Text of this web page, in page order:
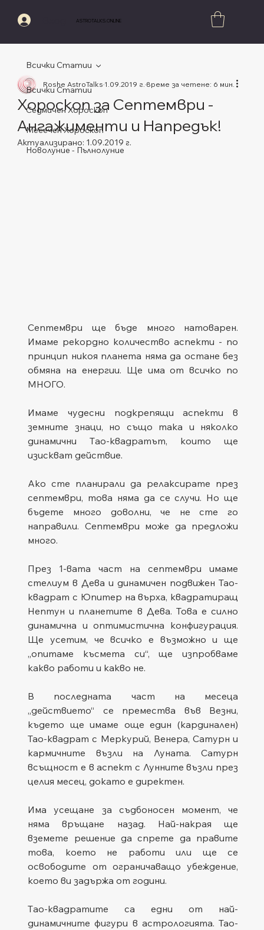
ASTROTALKS.ONLINE
Всички Статии
Седмичен Хороскоп
Месечен Хороскоп
Новолуние - Пълнолуние
Всички Статии
Хороскоп за Септември -
Ангажименти и Напредък!
Roshe AstroTalks1.09.2019 г.време за четене: 6 мин.
Актуализирано: 1.09.2019 г.
Оценено с NaN от 5 звезди.
Септември ще бъде много натоварен.
Имаме рекордно количество аспекти - по
принцип никоя планета няма да остане без
обмяна на енергии. Ще има от всичко по
МНОГО.
Имаме чудесни подкрепящи аспекти в
земните знаци, но също така и няколко
динамични Tао-квадратът, които ще
изискват действие.
Ако сте планирали да релаксирате през
септември, това няма да се случи. Но ще
бъдете много доволни, че не сте го
направили. Септември може да предложи
много.
През 1-вата част на септември имаме
стелиум в Дева и динамичен подвижен Тао-
квадрат с Юпитер на върха, квадратиращ
Нептун и планетите в Дева. Това е силно
динамична и оптимистична конфигурация.
Ще усетим, че всичко е възможно и ще
„опитаме късмета си“, ще изпробваме
какво работи и какво не.
В последната част на месеца
„действието“ се премества във Везни,
където ще имаме още един (кардинален)
Тао-квадрат с Меркурий, Венера, Сатурн и
кармичните възли на Луната. Сатурн
всъщност е в аспект с Лунните възли през
целия месец, докато е директен.
Има усещане за съдбоносен момент, че
няма връщане назад. Най-накрая ще
вземете решение да спрете да правите
това, което не работи или ще се
освободите от ограничаващо убеждение,
което ви задържа от години.
Tао-квадратите са едни от най-
динамичните фигури в астрологията. Тао-